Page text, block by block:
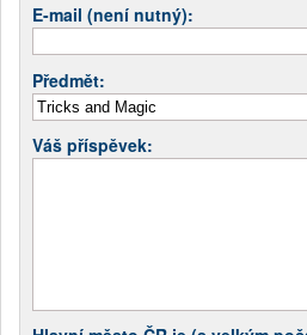
E-mail (není nutný):
Předmět:
Váš příspěvek: